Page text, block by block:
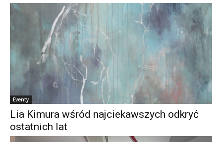
Eventy
Lia Kimura wśród najciekawszych odkryć
ostatnich lat